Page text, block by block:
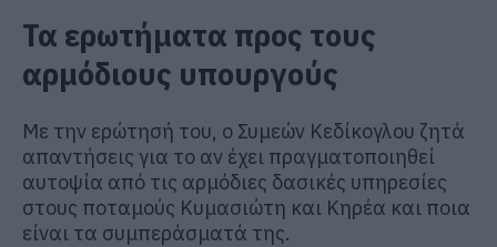
Τα ερωτήματα προς τους
αρμόδιους υπουργούς
Με την ερώτησή του, ο Συμεών Κεδίκογλου ζητά
απαντήσεις για το αν έχει πραγματοποιηθεί
αυτοψία από τις αρμόδιες δασικές υπηρεσίες
στους ποταμούς Κυμασιώτη και Κηρέα και ποια
είναι τα συμπεράσματά της.